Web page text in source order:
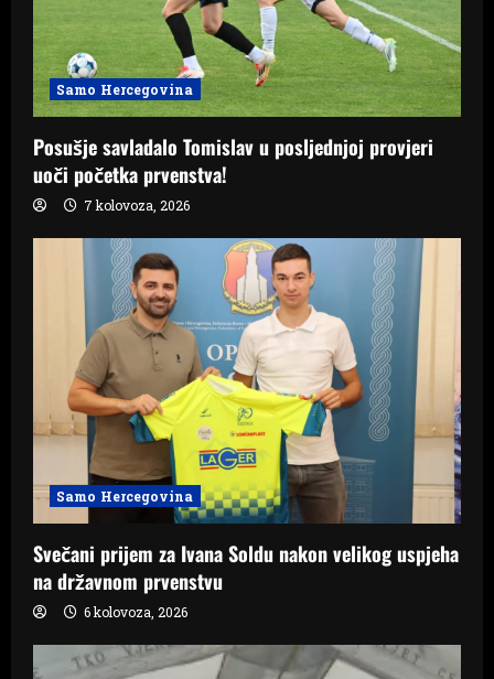
o
n Samo Hercegovina
Posušje savladalo Tomislav u posljednjoj provjeri
uoči početka prvenstva!
7 kolovoza, 2026
Samo Hercegovina
Svečani prijem za Ivana Soldu nakon velikog uspjeha
na državnom prvenstvu
6 kolovoza, 2026